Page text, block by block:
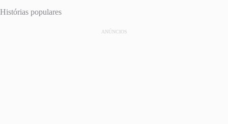
Histórias populares
ANÚNCIOS